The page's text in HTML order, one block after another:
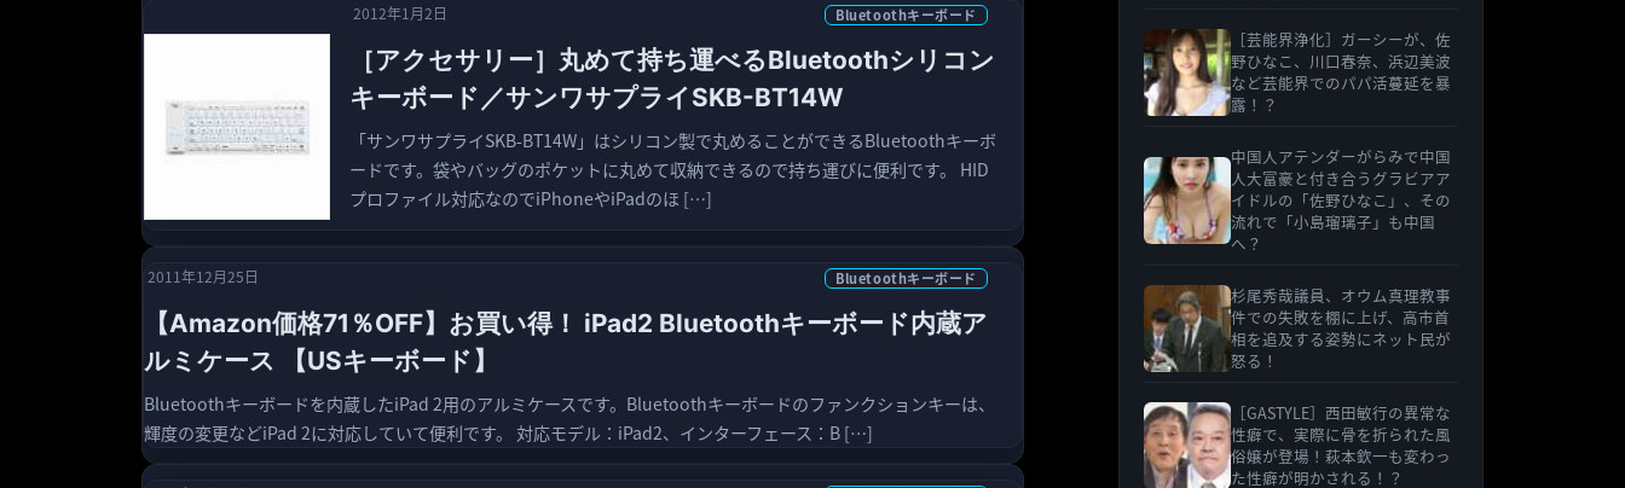
2012年1月2日 Bluetoothキーボード
［アクセサリー］丸めて持ち運べるBluetoothシリコン
キーボード／サンワサプライSKB-BT14W
「サンワサプライSKB-BT14W」はシリコン製で丸めることができるBluetoothキーボ
ードです。袋やバッグのポケットに丸めて収納できるので持ち運びに便利です。 HID
プロファイル対応なのでiPhoneやiPadのほ […]
2011年12月25日 Bluetoothキーボード
【Amazon価格71％OFF】お買い得！ iPad2 Bluetoothキーボード内蔵ア
ルミケース 【USキーボード】
Bluetoothキーボードを内蔵したiPad 2用のアルミケースです。Bluetoothキーボードのファンクションキーは、
輝度の変更などiPad 2に対応していて便利です。 対応モデル：iPad2、インターフェース：B […]
［芸能界浄化］ガーシーが、佐
野ひなこ、川口春奈、浜辺美波
など芸能界でのパパ活蔓延を暴
露！？
中国人アテンダーがらみで中国
人大富豪と付き合うグラビアア
イドルの「佐野ひなこ」、その
流れで「小島瑠璃子」も中国
へ？
杉尾秀哉議員、オウム真理教事
件での失敗を棚に上げ、高市首
相を追及する姿勢にネット民が
怒る！
［GASTYLE］西田敏行の異常な
性癖で、実際に骨を折られた風
俗嬢が登場！萩本欽一も変わっ
た性癖が明かされる！？